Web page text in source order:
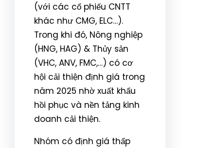
(với các cổ phiếu CNTT
khác như CMG, ELC…).
Trong khi đó, Nông nghiệp
(HNG, HAG) & Thủy sản
(VHC, ANV, FMC,…) có cơ
hội cải thiện định giá trong
năm 2025 nhờ xuất khẩu
hồi phục và nền tảng kinh
doanh cải thiện.
Nhóm có định giá thấp